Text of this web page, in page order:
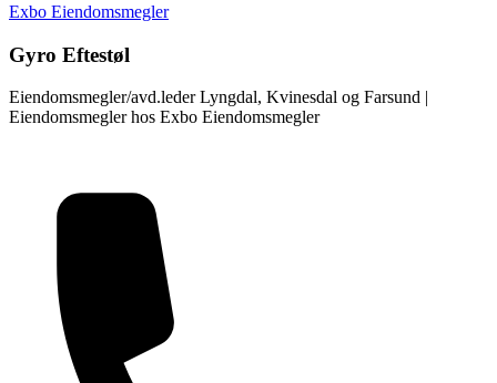
Exbo Eiendomsmegler
Gyro Eftestøl
Eiendomsmegler/avd.leder Lyngdal, Kvinesdal og Farsund |
Eiendomsmegler hos Exbo Eiendomsmegler